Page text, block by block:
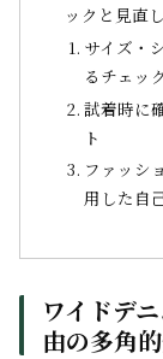
ックと見直
サイズ・
るチェッ
試着時に
ト
ファッシ
用した自
ワイドデ
由の多角